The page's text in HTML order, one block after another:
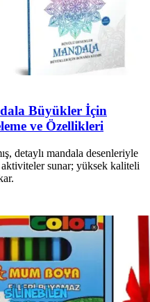
Büyükler İçin
ve Özellikleri
detaylı mandala desenleriyle
aktiviteler sunar; yüksek kaliteli